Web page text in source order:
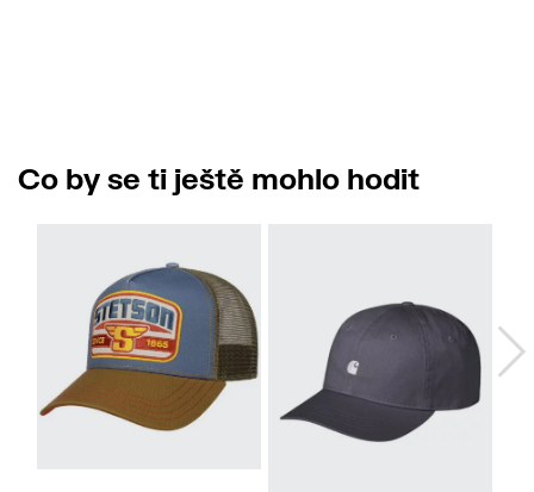
Co by se ti ještě mohlo hodit